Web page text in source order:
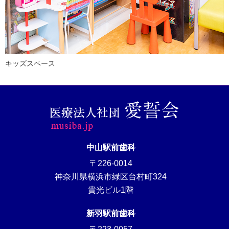
キッズスペース
中山駅前歯科
〒226-0014
神奈川県横浜市緑区台村町324
貴光ビル1階
新羽駅前歯科